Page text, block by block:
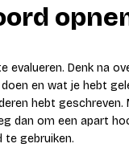
evalueren. Denk na
en wat je hebt
hebt geschreven.
dan om een apart
te gebruiken.